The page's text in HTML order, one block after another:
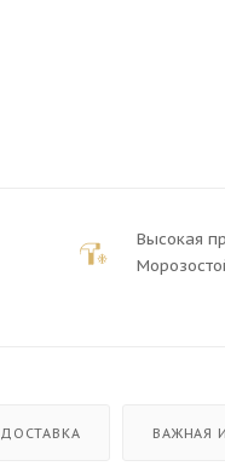
Высокая
ДОСТАВКА ВАЖНАЯ